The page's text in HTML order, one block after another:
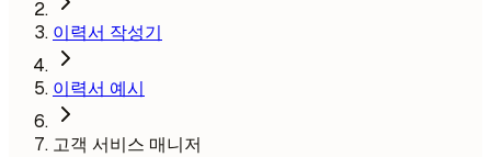
이력서 작성기
이력서 예시
고객 서비스 매니저